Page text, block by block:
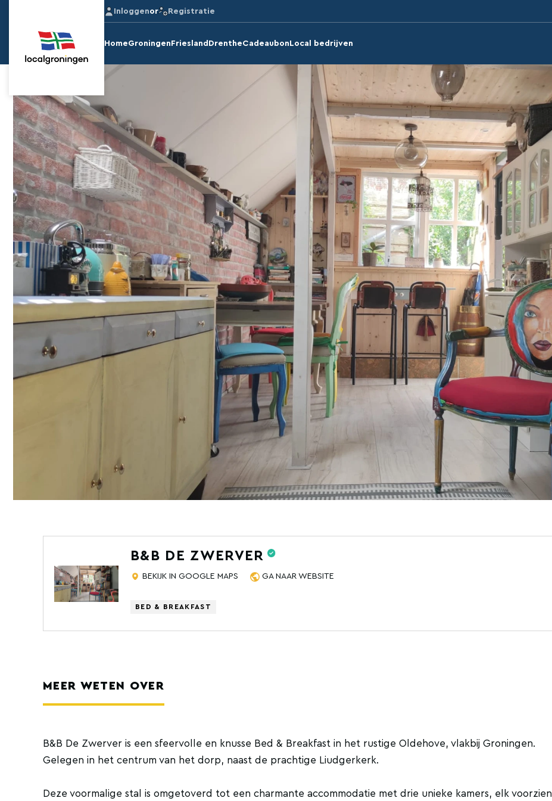
Inloggenor Registratie
HomeGroningen Friesland DrentheCadeaubon Local bedrijven
B&B DE ZWERVER
BEKIJK IN GOOGLE MAPS GA NAAR WEBSITE
BED & BREAKFAST
MEER WETEN OVER
B&B De Zwerver is een sfeervolle en knusse Bed & Breakfast in het rustige Oldehove, vlakbij Groningen.
Gelegen in het centrum van het dorp, naast de prachtige Liudgerkerk.
Deze voormalige stal is omgetoverd tot een charmante accommodatie met drie unieke kamers, elk voorzien